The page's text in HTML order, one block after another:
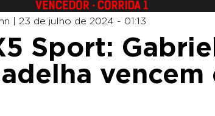
| 23 de julho de 2024 - 01:13
Sport:
vencem